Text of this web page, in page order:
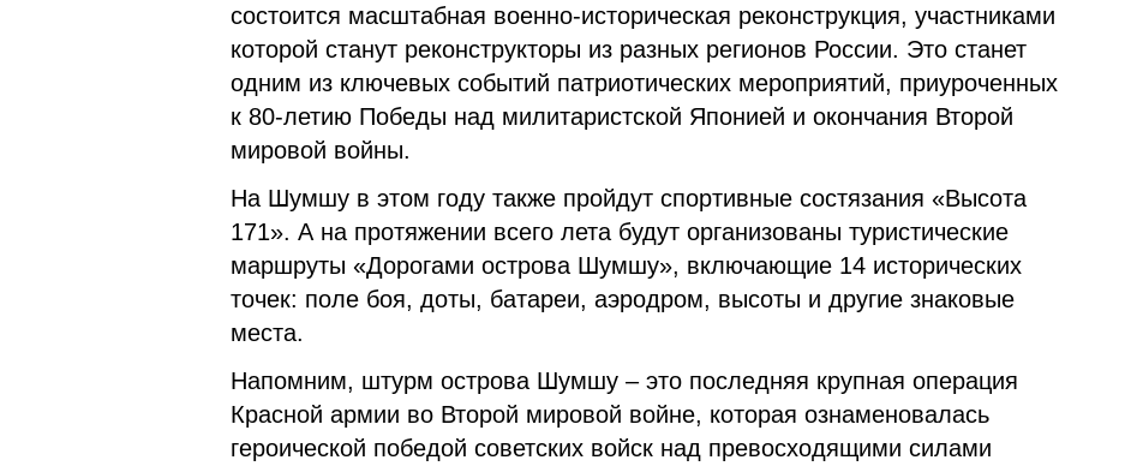
состоится масштабная военно-историческая реконструкция, участниками
которой станут реконструкторы из разных регионов России. Это станет
одним из ключевых событий патриотических мероприятий, приуроченных
к 80-летию Победы над милитаристской Японией и окончания Второй
мировой войны.
На Шумшу в этом году также пройдут спортивные состязания «Высота
171». А на протяжении всего лета будут организованы туристические
маршруты «Дорогами острова Шумшу», включающие 14 исторических
точек: поле боя, доты, батареи, аэродром, высоты и другие знаковые
места.
Напомним, штурм острова Шумшу – это последняя крупная операция
Красной армии во Второй мировой войне, которая ознаменовалась
героической победой советских войск над превосходящими силами